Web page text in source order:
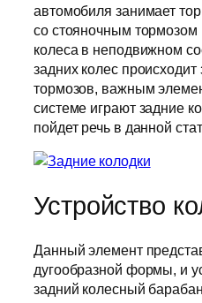
автомобиля занимает
со стояночным тормозом
колеса в неподвижном
задних колес
тормозов, важным
системе играют задние
пойдет речь в данной
Устройство
Данный элемент
дугообразной формы, и
задний колесный